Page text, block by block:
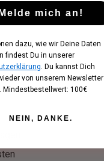
Melde mich an!
dazu, wie wir Deine Daten
findest Du in unserer
. Du kannst Dich
von unserem Newsletter
Mindestbestellwert: 100€
NEIN, DANKE.